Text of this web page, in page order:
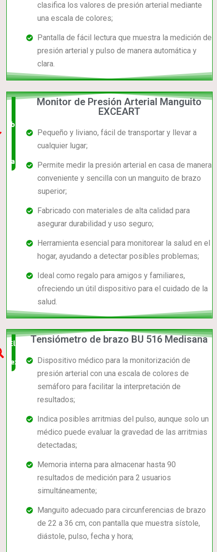
clasifica los valores de presión arterial mediante
una escala de colores;
Pantalla de fácil lectura que muestra la medición de
presión arterial y pulso de manera automática y
clara.
barato,
valorado!
Monitor de Presión Arterial Manguito
EXCEART
Pequeño y liviano, fácil de transportar y llevar a
cualquier lugar;
Permite medir la presión arterial en casa de manera
conveniente y sencilla con un manguito de brazo
superior;
Fabricado con materiales de alta calidad para
asegurar durabilidad y uso seguro;
Herramienta esencial para monitorear la salud en el
hogar, ayudando a detectar posibles problemas;
Ideal como regalo para amigos y familiares,
ofreciendo un útil dispositivo para el cuidado de la
salud.
Elección
experta
Tensiómetro de brazo BU 516 Medisana
Dispositivo médico para la monitorización de
presión arterial con una escala de colores de
semáforo para facilitar la interpretación de
resultados;
Indica posibles arritmias del pulso, aunque solo un
médico puede evaluar la gravedad de las arritmias
detectadas;
Memoria interna para almacenar hasta 90
resultados de medición para 2 usuarios
simultáneamente;
Manguito adecuado para circunferencias de brazo
de 22 a 36 cm, con pantalla que muestra sístole,
diástole, pulso, fecha y hora;